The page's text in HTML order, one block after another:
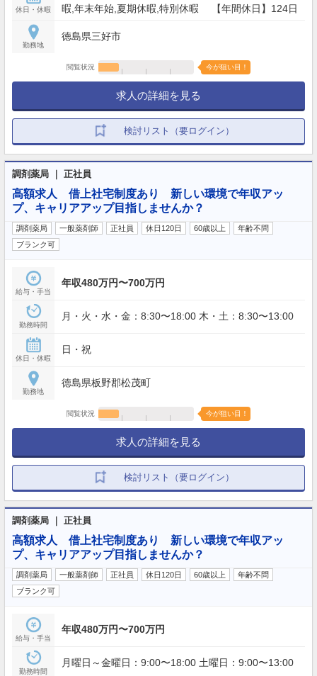
休日・休暇
暇,年末年始,夏期休暇,特別休暇 【年間休日】124日
勤務地
徳島県三好市
閲覧状況 今が狙い目！
求人の詳細を見る
検討リスト（要ログイン）
調剤薬局 ｜ 正社員
高額求人 借上社宅制度あり 新しい環境で年収アッ
プ、キャリアアップ目指しませんか？
調剤薬局 一般薬剤師 正社員 休日120日 60歳以上
年齢不問
ブランク可
給与・手当
年収480万円〜700万円
勤務時間
月・火・水・金：8:30〜18:00 木・土：8:30〜13:00
休日・休暇
日・祝
勤務地
徳島県板野郡松茂町
閲覧状況 今が狙い目！
求人の詳細を見る
検討リスト（要ログイン）
調剤薬局 ｜ 正社員
高額求人 借上社宅制度あり 新しい環境で年収アッ
プ、キャリアアップ目指しませんか？
調剤薬局 一般薬剤師 正社員 休日120日 60歳以上
年齢不問
ブランク可
給与・手当
年収480万円〜700万円
勤務時間
月曜日～金曜日：9:00〜18:00 土曜日：9:00〜13:00